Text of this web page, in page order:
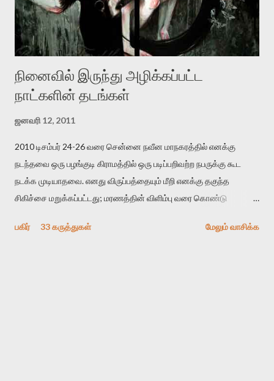
உள்ளார். உங்களை பற்றின இந்த தாக்குதல் கூட இதன் வெளிப்பாடு தான்”.
உண்மையே! ராக்கி படத்தில் குத்துச்சண்டை வீரராக வரும் சில்வெஸ்டர்
ஓரிடத்தில் சொல்வார்: ...
நினைவில் இருந்து அழிக்கப்பட்ட
நாட்களின் தடங்கள்
ஜனவரி 12, 2011
2010 டிசம்பர் 24-26 வரை சென்னை நவீன மாநகரத்தில் எனக்கு
நடந்தவை ஒரு பழங்குடி கிராமத்தில் ஒரு படிப்பறிவற்ற நபருக்கு கூட
நடக்க முடியாதவை. எனது விருப்பத்தையும் மீறி எனக்கு தகுந்த
சிகிச்சை மறுக்கப்பட்டது; மரணத்தின் விளிம்பு வரை கொண்டு
பகிர்
33 கருத்துகள் மேலும் வாசிக்க